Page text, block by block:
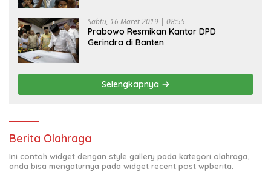
Sabtu, 16 Maret 2019 | 08:55
Prabowo Resmikan Kantor DPD
Gerindra di Banten
Selengkapnya
Berita Olahraga
Ini contoh widget dengan style gallery pada kategori olahraga,
anda bisa mengaturnya pada widget recent post wpberita.